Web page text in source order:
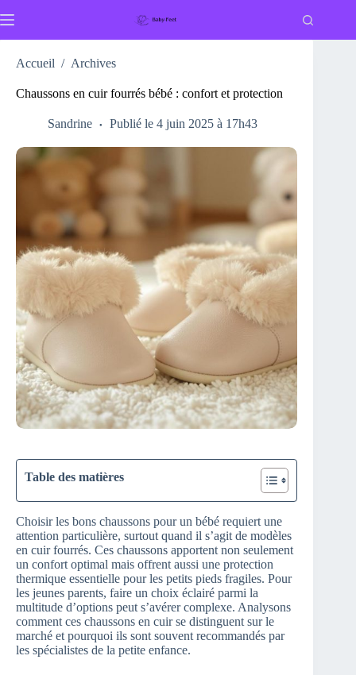
au
Accueil / Archives
Chaussons en cuir fourrés bébé : confort et protection
Sandrine Publié le 4 juin 2025 à 17h43
Table des matières
Choisir les bons chaussons pour un bébé requiert une
attention particulière, surtout quand il s’agit de modèles
en cuir fourrés. Ces chaussons apportent non seulement
un confort optimal mais offrent aussi une protection
thermique essentielle pour les petits pieds fragiles. Pour
les jeunes parents, faire un choix éclairé parmi la
multitude d’options peut s’avérer complexe. Analysons
comment ces chaussons en cuir se distinguent sur le
marché et pourquoi ils sont souvent recommandés par
les spécialistes de la petite enfance.